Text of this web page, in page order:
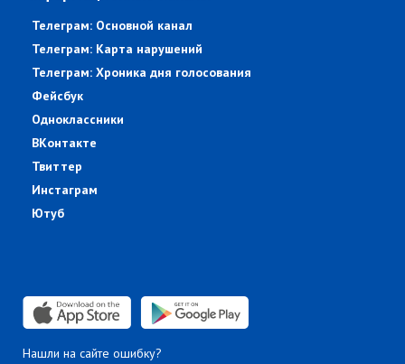
Телеграм: Основной канал
Телеграм: Карта нарушений
Телеграм: Хроника дня голосования
Фейсбук
Одноклассники
ВКонтакте
Твиттер
Инстаграм
Ютуб
Нашли на сайте ошибку?